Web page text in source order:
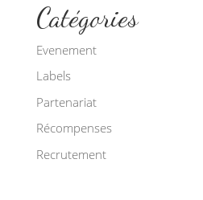
Catégories
Evenement
Labels
Partenariat
Récompenses
Recrutement